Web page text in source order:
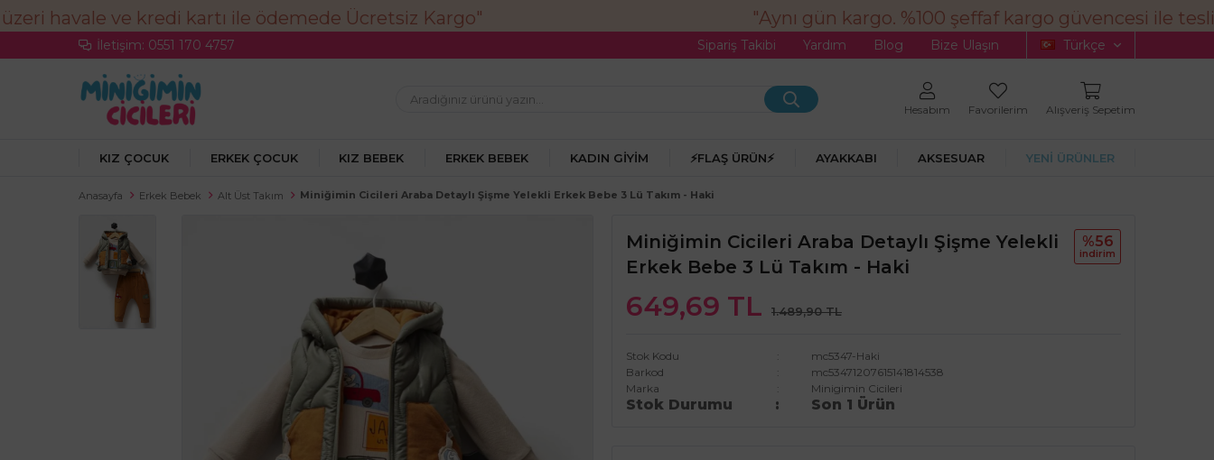
"Aynı gün kargo. %100 şeffaf kargo güvencesi ile
İletişim: 0551 170 4757 Sipariş Takibi Yardım Blog Bize Ulaşın Türkçe
Hesabım Favorilerim Alışveriş Sepetim
KIZ ÇOCUK ERKEK ÇOCUK KIZ BEBEK ERKEK BEBEK KADIN GIYIM ⚡FLAŞ ÜRÜN⚡ AYAKKABI AKSESUAR YENİ ÜRÜNLER
Anasayfa Erkek Bebek Alt Üst Takım Miniğimin Cicileri Araba Detaylı Şişme Yelekli Erkek Bebe 3 Lü Takım - Haki
Miniğimin Cicileri Araba Detaylı Şişme Yelekli
Erkek Bebe 3 Lü Takım - Haki
649,69 TL 1.489,90 TL
%56
i̇ndi̇ri̇m
Stok Kodu
mc5347-Haki
Barkod
mc53471207615141814538
Marka
Minigimin Cicileri
Stok Durumu Son 1 Ürün